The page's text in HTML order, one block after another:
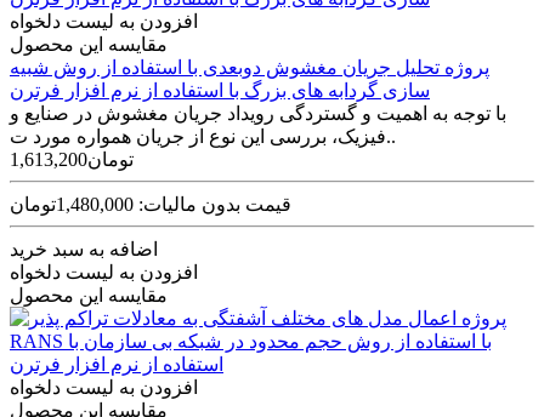
افزودن به لیست دلخواه
مقایسه این محصول
پروژه تحلیل جریان مغشوش دوبعدی با استفاده از روش شبیه
سازی گردابه های بزرگ با استفاده از نرم افزار فرترن
با توجه به اهمیت و گستردگی رویداد جریان مغشوش در صنایع و
فیزیک، بررسی این نوع از جریان همواره مورد ت..
1,613,200تومان
قیمت بدون مالیات: 1,480,000تومان
اضافه به سبد خرید
افزودن به لیست دلخواه
مقایسه این محصول
افزودن به لیست دلخواه
مقایسه این محصول